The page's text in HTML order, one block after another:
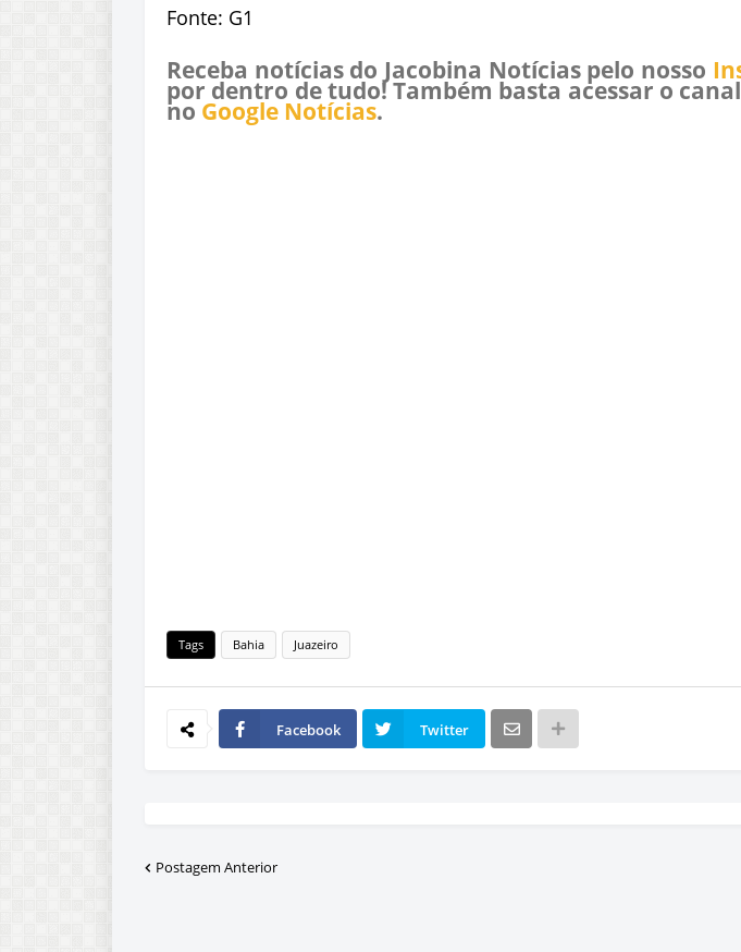
Fonte: G1
Receba notícias do Jacobina Notícias pelo nosso
por dentro de tudo! Também basta acessar o
no Google Notícias.
Tags Bahia Juazeiro
Facebook Twitter
Postagem Anterior